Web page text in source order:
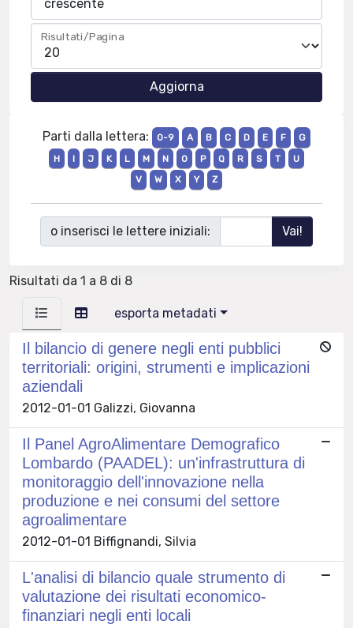
Risultati/Pagina
Parti dalla lettera: 0-9 A B C D E F
G
H
I J K L M N O P Q R S T
U
V
W X Y Z
o inserisci le lettere iniziali:
Risultati da 1 a 8 di 8
esporta metadati
Il bilancio di genere negli enti pubblici
territoriali: origini, strumenti e implicazioni
aziendali
2012-01-01 Galizzi, Giovanna
Il Panel AgroAlimentare Demografico
Lombardo (PAADEL): un'infrastruttura di
monitoraggio dell'innovazione nella
produzione e nei consumi del settore
agroalimentare
2012-01-01 Biffignandi, Silvia
L'analisi di bilancio quale strumento di
valutazione dei risultati economico-
finanziari negli enti locali